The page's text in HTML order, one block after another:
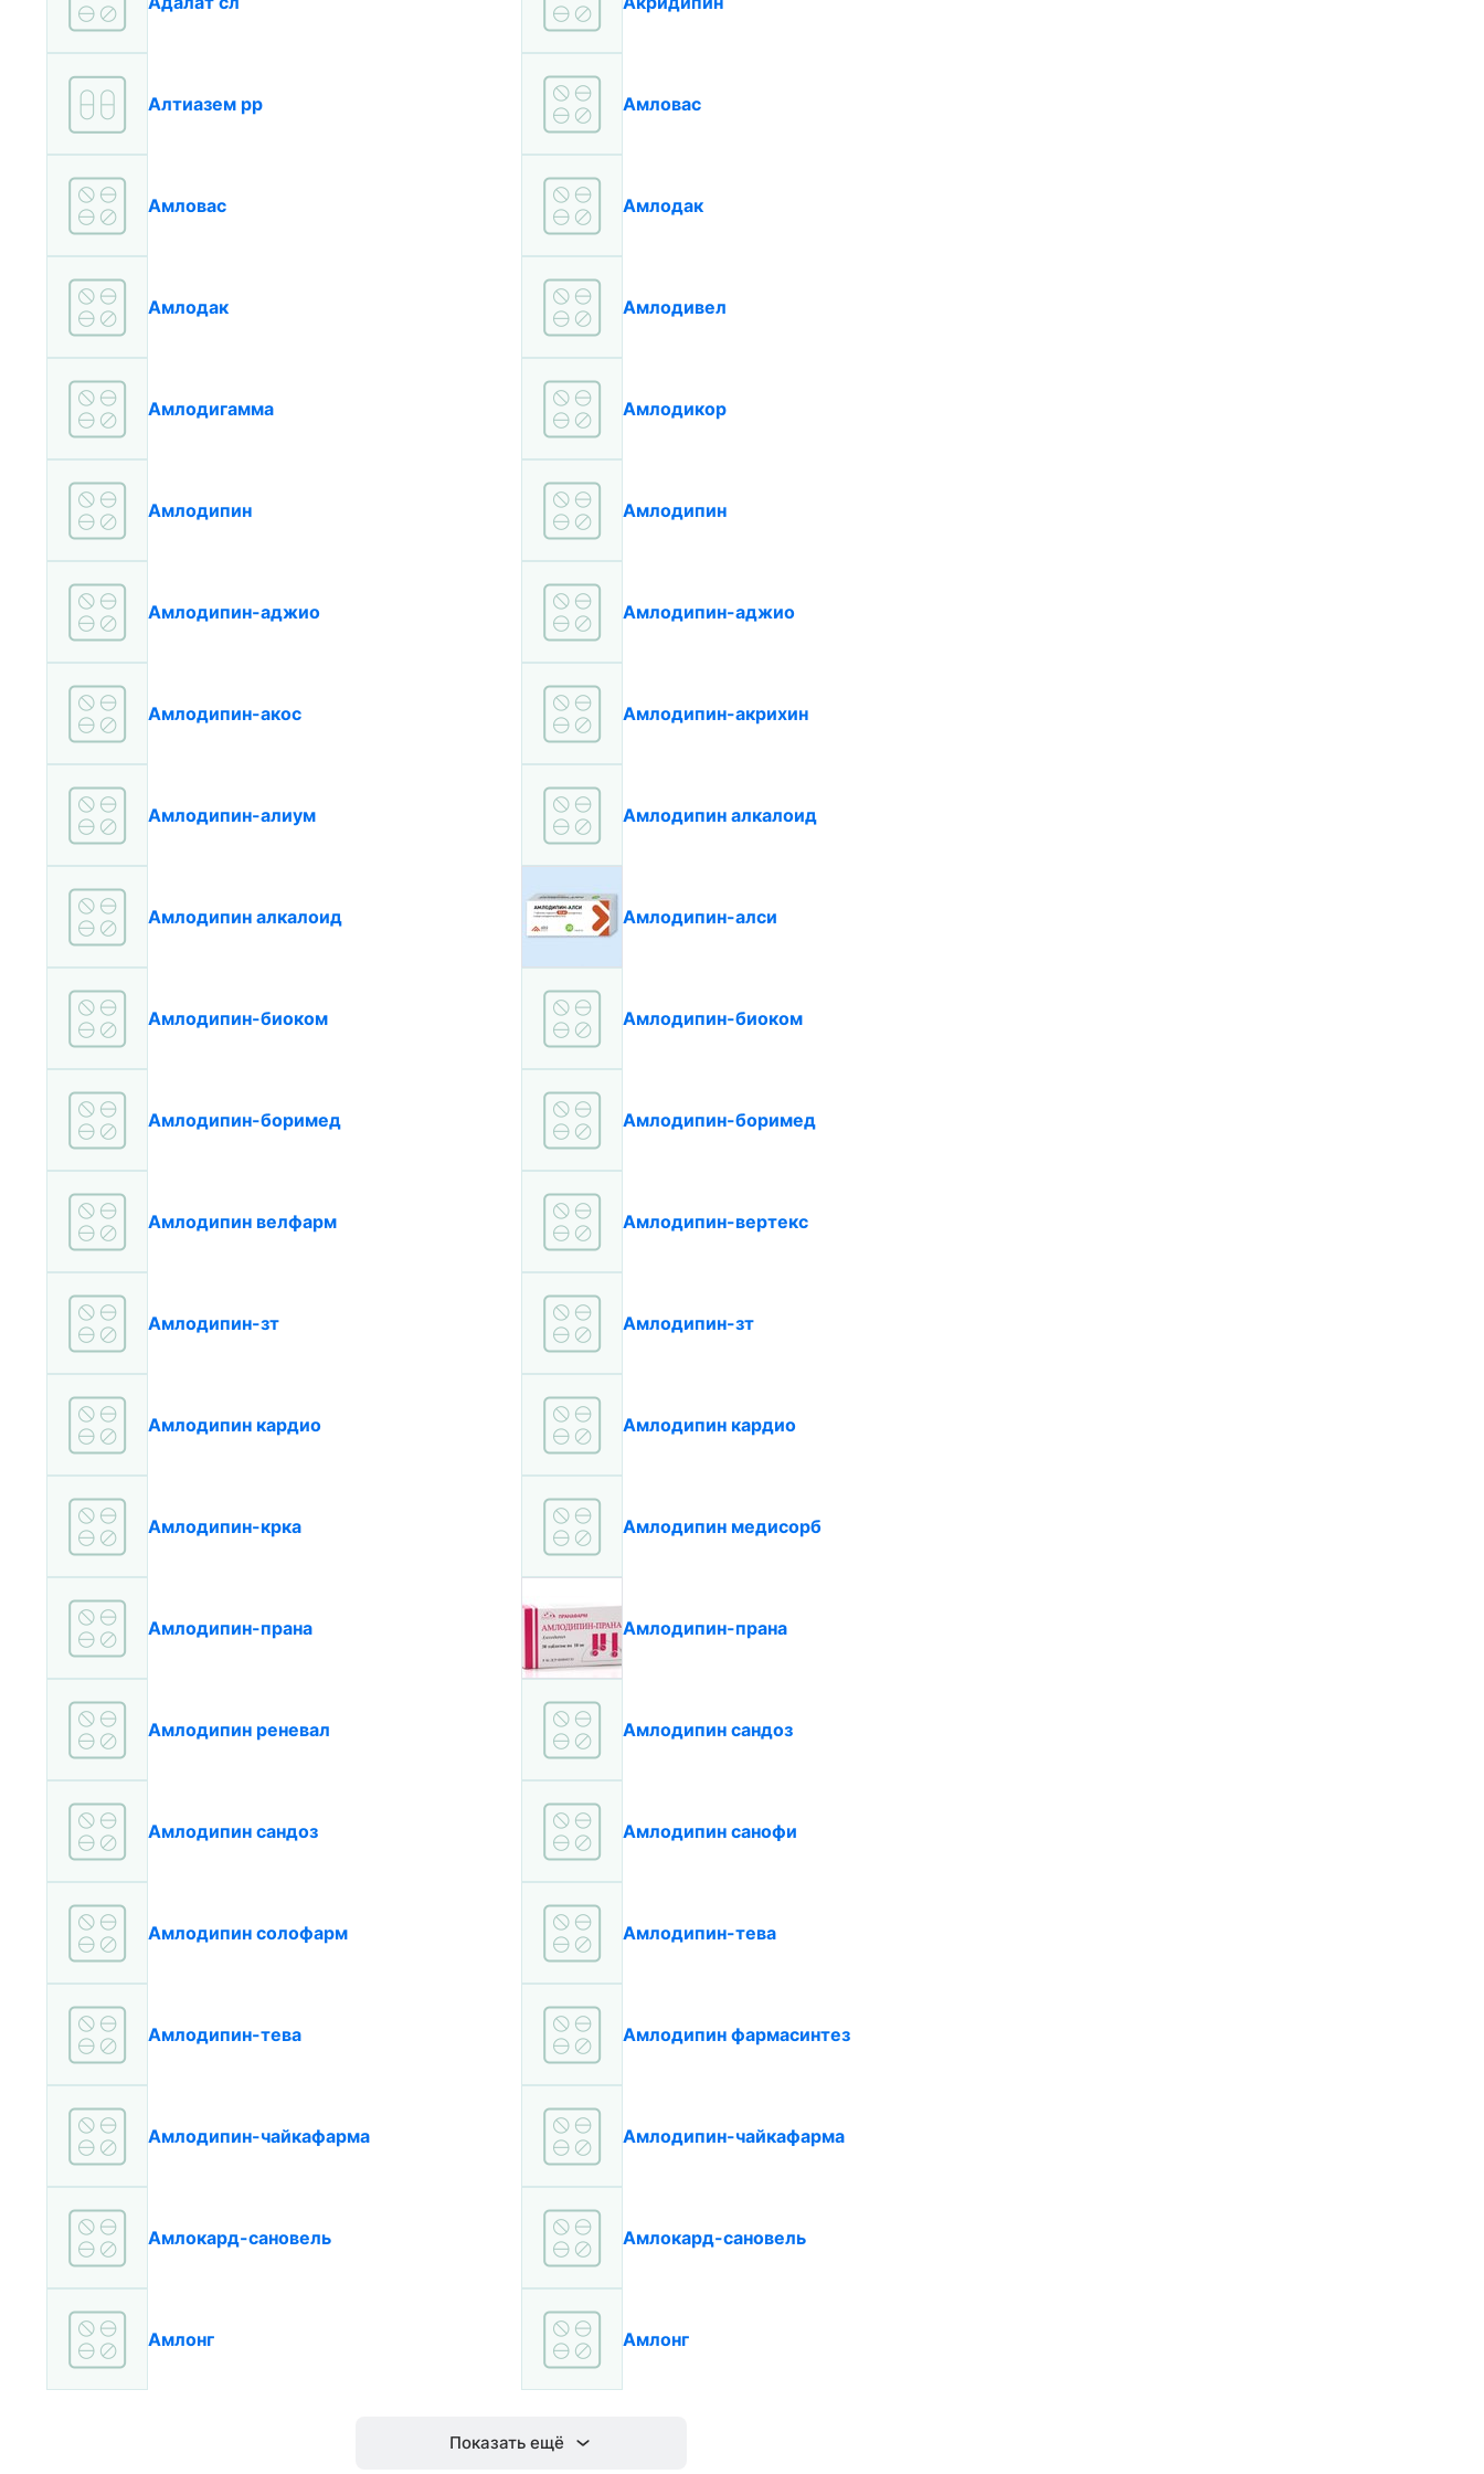
Алтиазем рр Амловас
Амловас Амлодак
Амлодак Амлодивел
Амлодигамма Амлодикор
Амлодипин Амлодипин
Амлодипин-аджио Амлодипин-аджио
Амлодипин-акос Амлодипин-акрихин
Амлодипин-алиум Амлодипин алкалоид
Амлодипин алкалоид Амлодипин-алси
Амлодипин-биоком Амлодипин-биоком
Амлодипин-боримед Амлодипин-боримед
Амлодипин велфарм Амлодипин-вертекс
Амлодипин-зт Амлодипин-зт
Амлодипин кардио Амлодипин кардио
Амлодипин-крка Амлодипин медисорб
Амлодипин-прана Амлодипин-прана
Амлодипин реневал Амлодипин сандоз
Амлодипин сандоз Амлодипин санофи
Амлодипин солофарм Амлодипин-тева
Амлодипин-тева Амлодипин фармасинтез
Амлодипин-чайкафарма Амлодипин-чайкафарма
Амлокард-сановель Амлокард-сановель
Амлонг Амлонг
Показать ещё